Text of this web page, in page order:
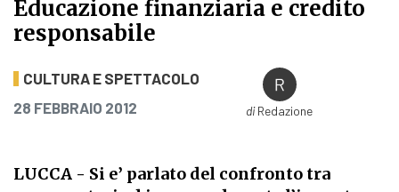
Educazione finanziaria e credito
responsabile
Educazione finanziaria e credito
CULTURA E SPETTACOLO
PUBBLICATO IL
28 FEBBRAIO 2012 diRedazione
LUCCA - Si e’ parlato del confronto tra